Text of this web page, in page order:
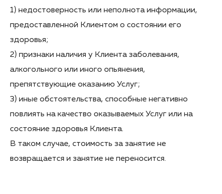
1) недостоверность или неполнота информации,
предоставленной Клиентом о состоянии его
здоровья;
2) признаки наличия у Клиента заболевания,
алкогольного или иного опьянения,
препятствующие оказанию Услуг;
3) иные обстоятельства, способные негативно
повлиять на качество оказываемых Услуг или на
состояние здоровья Клиента.
В таком случае, стоимость за занятие не
возвращается и занятие не переносится.